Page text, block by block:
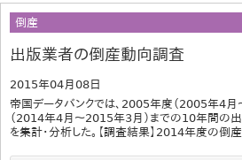
倒産
出版業者の倒産動向調査
2015年04月08日
帝国データバンクでは、2005年度（2005年4
（2014年4月～2015年3月）までの10年間の
を集計・分析した。【調査結果】2014年度の倒